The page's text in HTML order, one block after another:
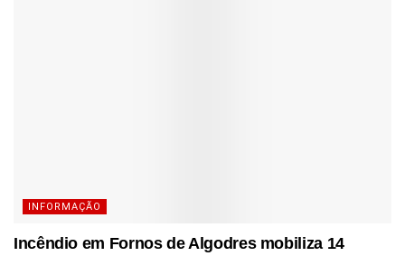
INFORMAÇÃO
Incêndio em Fornos de Algodres mobiliza 14